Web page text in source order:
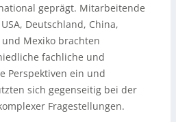
geprägt. Mitarbeitende
Deutschland, China,
Mexiko brachten
fachliche und
Perspektiven ein und
sich gegenseitig bei der
Fragestellungen.